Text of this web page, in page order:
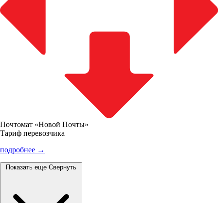
Почтомат «Новой Почты»
Тариф перевозчика
подробнее →
Показать еще Свернуть